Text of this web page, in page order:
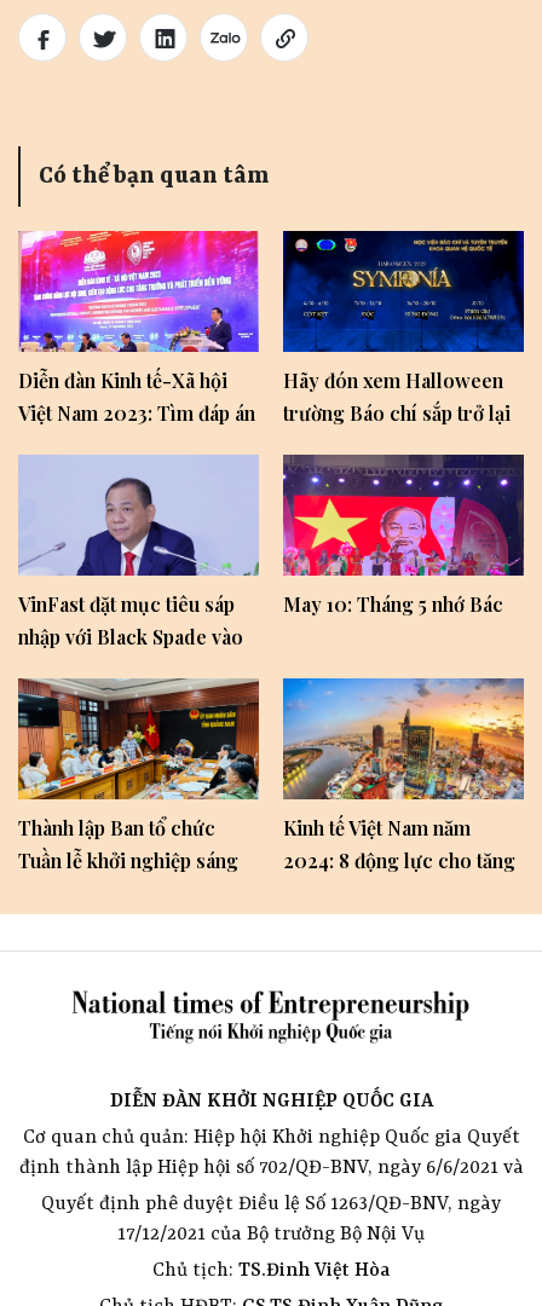
Có thể bạn quan tâm
Diễn đàn Kinh tế-Xã hội
Việt Nam 2023: Tìm đáp án
Hãy đón xem Halloween
trường Báo chí sắp trở lại
dẫn “Symfonía”
VinFast đặt mục tiêu sáp
nhập với Black Spade vào
May 10: Tháng 5 nhớ Bác
Thành lập Ban tổ chức
Tuần lễ khởi nghiệp sáng
Kinh tế Việt Nam năm
2024: 8 động lực cho tăng
DIỄN ĐÀN KHỞI NGHIỆP QUỐC GIA
Cơ quan chủ quản: Hiệp hội Khởi nghiệp Quốc gia Quyết
định thành lập Hiệp hội số 702/QĐ-BNV, ngày 6/6/2021 và
Quyết định phê duyệt Điều lệ Số 1263/QĐ-BNV, ngày
17/12/2021 của Bộ trưởng Bộ Nội Vụ
Chủ tịch: TS.Đinh Việt Hòa